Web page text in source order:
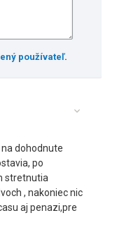
používateľ.
dohodnute
po
stretnutia
, nakoniec nic
aj penazi,pre